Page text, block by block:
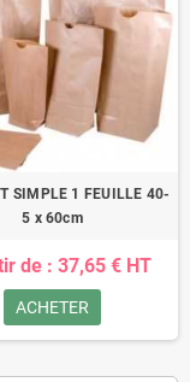
SIMPLE 1 FEUILLE 40-
5 x 60cm
de : 37,65 € HT
ACHETER